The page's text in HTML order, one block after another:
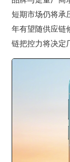
短期市场仍将承
年有望随供应链
链把控力将决定